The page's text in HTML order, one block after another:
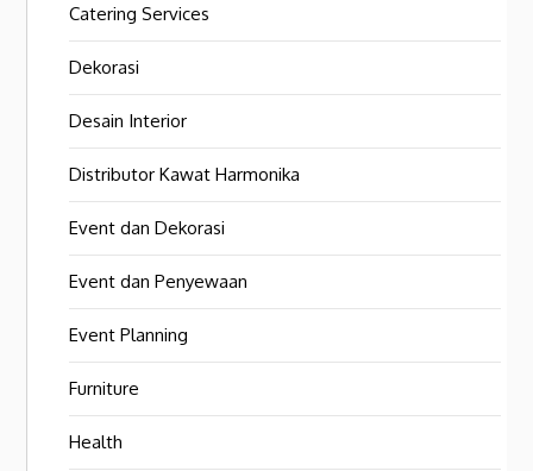
Catering Services
Dekorasi
Desain Interior
Distributor Kawat Harmonika
Event dan Dekorasi
Event dan Penyewaan
Event Planning
Furniture
Health